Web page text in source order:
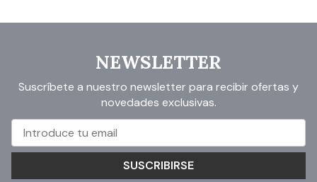
NEWSLETTER
Suscríbete a nuestro newsletter para recibir ofertas y
novedades exclusivas.
SUSCRIBIRSE